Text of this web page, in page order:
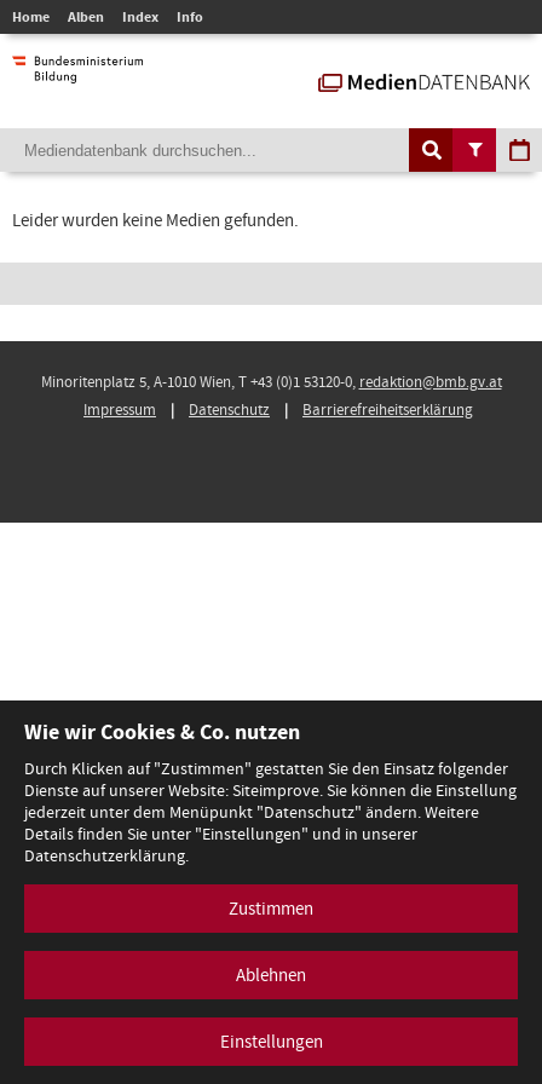
Home Alben Index Info
Leider wurden keine Medien gefunden.
Minoritenplatz 5, A-1010 Wien, T +43 (0)1 53120-0, redaktion@bmb.gv.at
Impressum
Datenschutz Barrierefreiheitserklärung
Wie wir Cookies & Co. nutzen
Durch Klicken auf "Zustimmen" gestatten Sie den Einsatz folgender
Dienste auf unserer Website: Siteimprove. Sie können die Einstellung
jederzeit unter dem Menüpunkt "Datenschutz" ändern. Weitere
Details finden Sie unter "Einstellungen" und in unserer
Datenschutzerklärung.
Zustimmen
Ablehnen
Einstellungen